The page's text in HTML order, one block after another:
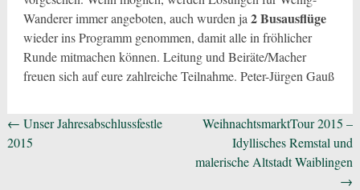
Wanderer immer angeboten, auch wurden ja 2 Busausflüge
wieder ins Programm genommen, damit alle in fröhlicher
Runde mitmachen können. Leitung und Beiräte/Macher
freuen sich auf eure zahlreiche Teilnahme. Peter-Jürgen Gauß
Beitragsnavigation
← Unser Jahresabschlussfestle
2015
WeihnachtsmarktTour 2015 –
Idyllisches Remstal und
malerische Altstadt Waiblingen
→